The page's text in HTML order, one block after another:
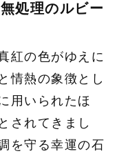
処理のルビー
紅の色がゆえに
情熱の象徴とし
用いられたほ
されてきまし
を守る幸運の石